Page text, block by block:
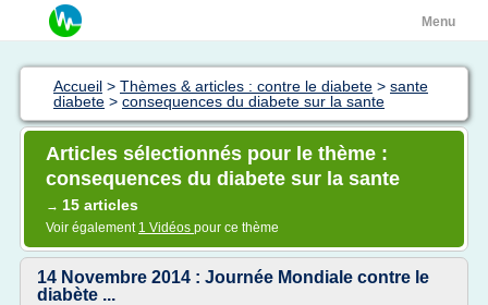
Menu
Accueil > Thèmes & articles : contre le diabete > sante
diabete > consequences du diabete sur la sante
Articles sélectionnés pour le thème :
consequences du diabete sur la sante
→ 15 articles
Voir également 1 Vidéos pour ce thème
14 Novembre 2014 : Journée Mondiale contre le
diabète ...